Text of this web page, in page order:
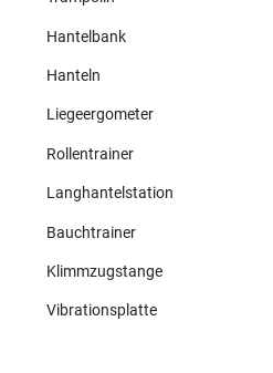
Hantelbank
Hanteln
Liegeergometer
Rollentrainer
Langhantelstation
Bauchtrainer
Klimmzugstange
Vibrationsplatte